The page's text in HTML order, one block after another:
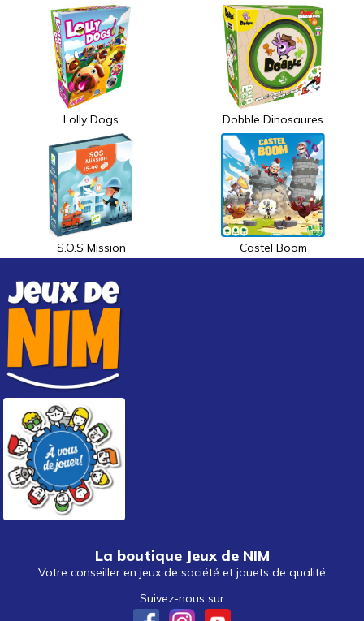
Lolly Dogs Dobble Dinosaures
S.O.S Mission Castel Boom
La boutique Jeux de NIM
Votre conseiller en jeux de société et jouets de qualité
Suivez-nous sur